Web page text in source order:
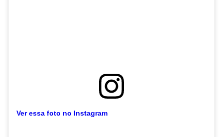
Ver essa foto no Instagram